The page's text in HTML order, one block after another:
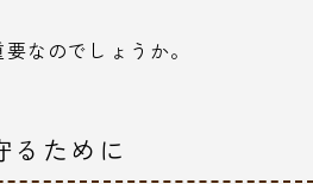
なのでしょうか。
るために